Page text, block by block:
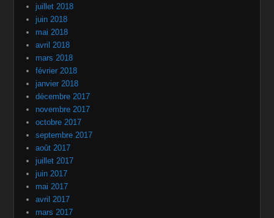
juillet 2018
juin 2018
mai 2018
avril 2018
mars 2018
février 2018
janvier 2018
décembre 2017
novembre 2017
octobre 2017
septembre 2017
août 2017
juillet 2017
juin 2017
mai 2017
avril 2017
mars 2017